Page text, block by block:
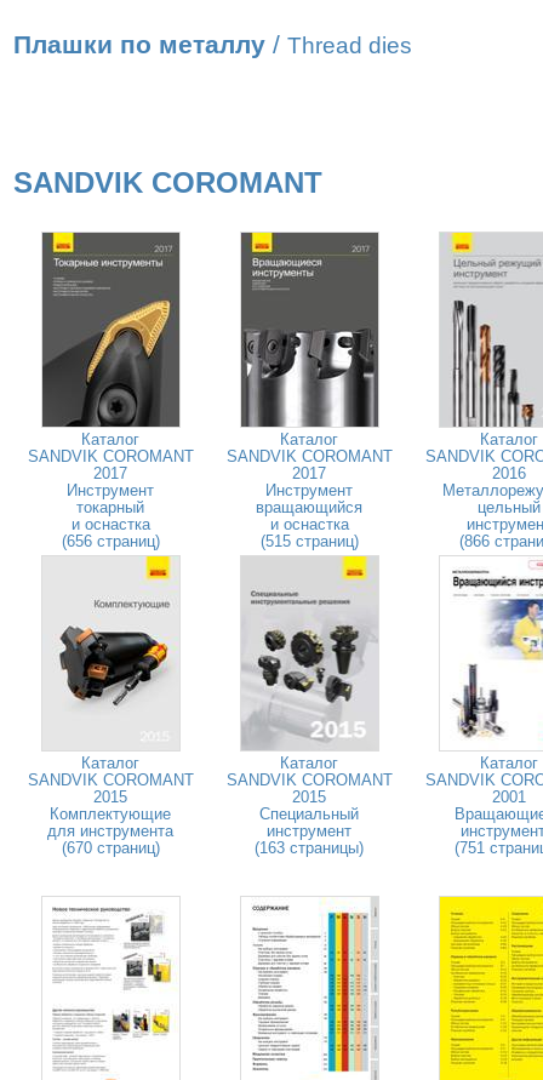
Плашки по металлу / Thread dies
SANDVIK COROMANT
Каталог
SANDVIK COROMANT
2017
Инструмент
токарный
и оснастка
(656 страниц)
Каталог
SANDVIK COROMANT
2017
Инструмент
вращающийся
и оснастка
(515 страниц)
Каталог
SANDVIK
2016
цельный
(866
Каталог
SANDVIK COROMANT
2015
Комплектующие
для инструмента
(670 страниц)
Каталог
SANDVIK COROMANT
2015
Специальный
инструмент
(163 страницы)
Каталог
SANDVIK
2001
(751